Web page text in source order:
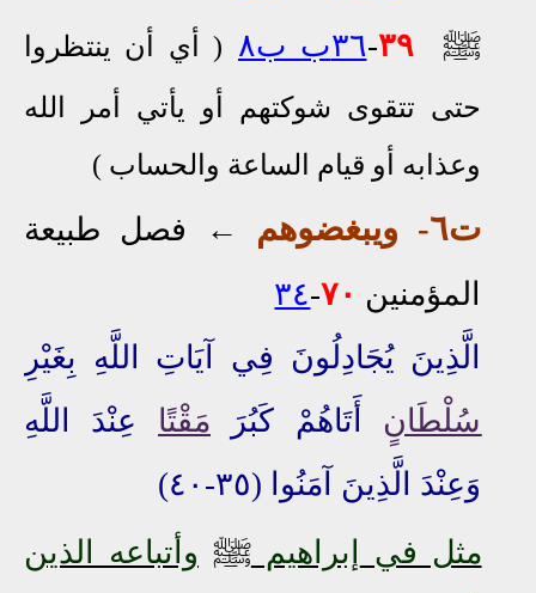
ﷺ ٣٩-٣٦ب ب٨ (
أي أن ينتظروا
حتى تتقوى شوكتهم أو يأتي أمر الله
وعذابه أو قيام الساعة والحساب )
ت٦ - ويبغضوهم ←
فصل طبيعة
المؤمنين ٧٠-٣٤
الَّذِينَ يُجَادِلُونَ فِي آيَاتِ اللَّهِ بِغَيْرِ
سُلْطَانٍ أَتَاهُمْ كَبُرَ مَقْتًا عِنْدَ اللَّهِ
وَعِنْدَ الَّذِينَ آمَنُوا (٣٥-٤٠)
مثل في
إبراهيمﷺ وأتباعه
الذين